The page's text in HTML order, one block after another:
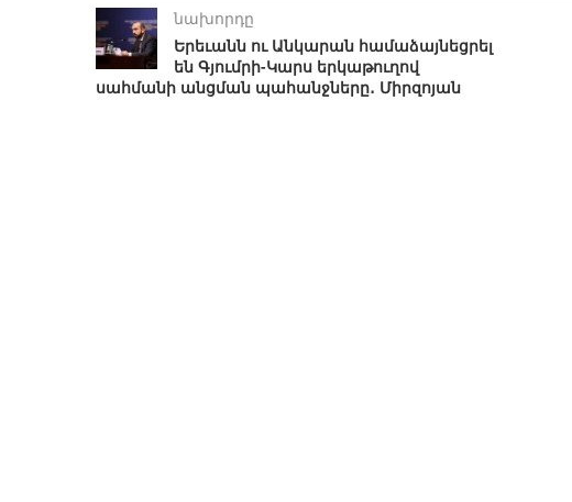
նախորդը
Երեւանն ու Անկարան համաձայնեցրել
են Գյումրի-Կարս երկաթուղով
սահմանի անցման պահանջները․ Միրզոյան